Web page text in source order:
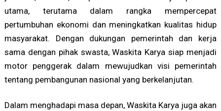
utama, terutama dalam rangka mempercepat
pertumbuhan ekonomi dan meningkatkan kualitas hidup
masyarakat. Dengan dukungan pemerintah dan kerja
sama dengan pihak swasta, Waskita Karya siap menjadi
motor penggerak dalam mewujudkan visi pemerintah
tentang pembangunan nasional yang berkelanjutan.
Dalam menghadapi masa depan, Waskita Karya juga akan